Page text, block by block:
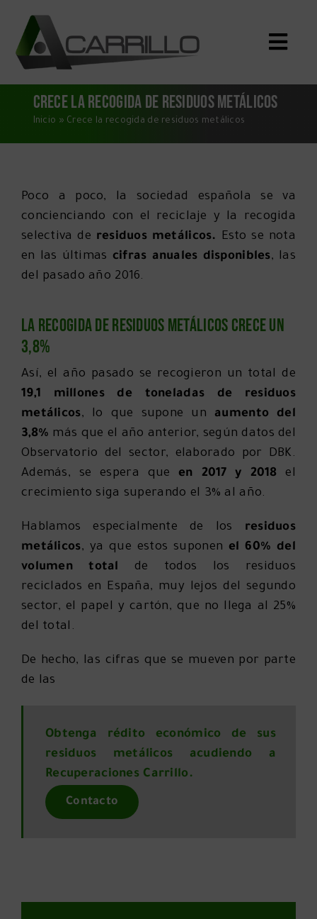
contenido
Toggle
Inicio
Qué Compramos
Blog
Dónde Estamos
CONTACTO
Crece la recogida de residuos metálicos
Inicio » Crece la recogida de residuos metálicos
Poco a poco, la sociedad española se va
concienciando con el reciclaje y la recogida
selectiva de residuos metálicos. Esto se nota
en las últimas cifras anuales disponibles, las
del pasado año 2016.
La recogida de residuos metálicos crece un
3,8%
Así, el año pasado se recogieron un total de
19,1 millones de toneladas de residuos
metálicos, lo que supone un aumento del
3,8% más que el año anterior, según datos del
Observatorio del sector, elaborado por DBK.
Además, se espera que en 2017 y 2018 el
crecimiento siga superando el 3% al año.
Hablamos especialmente de los residuos
metálicos, ya que estos suponen el 60% del
volumen total de todos los residuos
reciclados en España, muy lejos del segundo
sector, el papel y cartón, que no llega al 25%
del total.
De hecho, las cifras que se mueven por parte
de las
Obtenga rédito económico de sus
residuos metálicos acudiendo a
Recuperaciones Carrillo.
Contacto